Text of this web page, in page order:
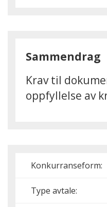
Sammendrag
Krav til
oppfyllelse av
Konkurranseform:
Type avtale: